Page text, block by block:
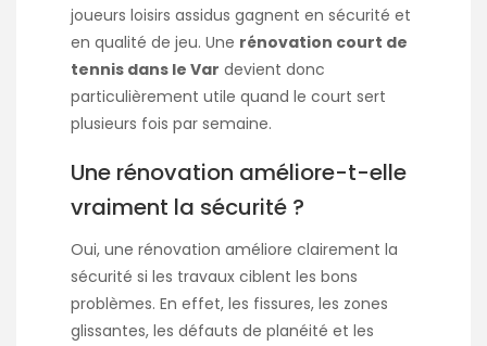
joueurs loisirs assidus gagnent en sécurité et
en qualité de jeu. Une rénovation court de
tennis dans le Var devient donc
particulièrement utile quand le court sert
plusieurs fois par semaine.
Une rénovation améliore-t-elle
vraiment la sécurité ?
Oui, une rénovation améliore clairement la
sécurité si les travaux ciblent les bons
problèmes. En effet, les fissures, les zones
glissantes, les défauts de planéité et les